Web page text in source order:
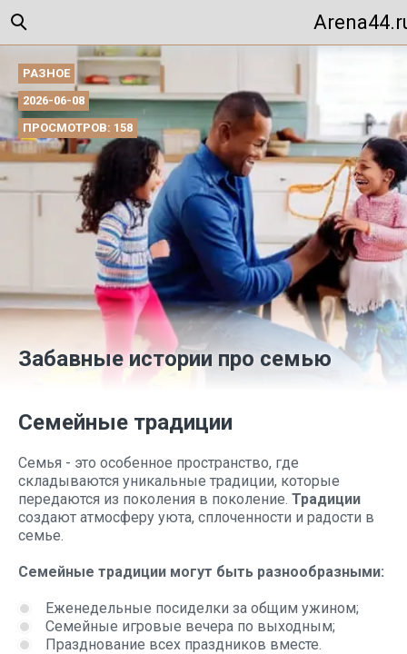
РАЗНОЕ
2026-06-08
ПРОСМОТРОВ: 158
Забавные истории про семью
Семейные традиции
Семья - это особенное пространство, где
складываются уникальные традиции, которые
передаются из поколения в поколение. Традиции
создают атмосферу уюта, сплоченности и радости в
семье.
Семейные традиции могут быть разнообразными:
Еженедельные посиделки за общим ужином;
Семейные игровые вечера по выходным;
Празднование всех праздников вместе.